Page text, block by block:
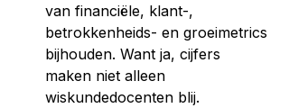
van financiële, klant-,
betrokkenheids- en groeimetrics
bijhouden. Want ja, cijfers
maken niet alleen
wiskundedocenten blij.